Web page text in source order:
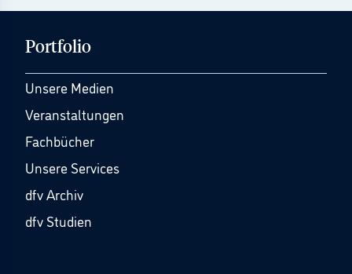
Portfolio
Unsere Medien
Veranstaltungen
Fachbücher
Unsere Services
dfv Archiv
dfv Studien